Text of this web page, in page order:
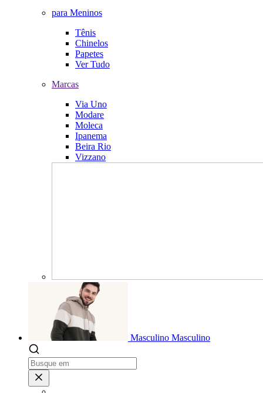
para Meninos
Tênis
Chinelos
Papetes
Ver Tudo
Marcas
Via Uno
Modare
Moleca
Ipanema
Beira Rio
Vizzano
Masculino Masculino